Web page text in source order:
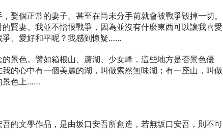
娶個正常的妻子。甚至在尚未分手前就會被戰爭毀掉一切。
賢妻。我並不憎恨戰爭，因為並沒有什麼東西可以讓我喜愛
爭、愛好和平呢？我感到懷疑……
景色。譬如箱根山、蘆湖、少女峰，這些地方是否景色優
的心中有一個美麗的湖，叫做索然無味湖；有一座山，叫做
景色上……
的文學作品，是由坂口安吾所創造，若無坂口安吾，則不可